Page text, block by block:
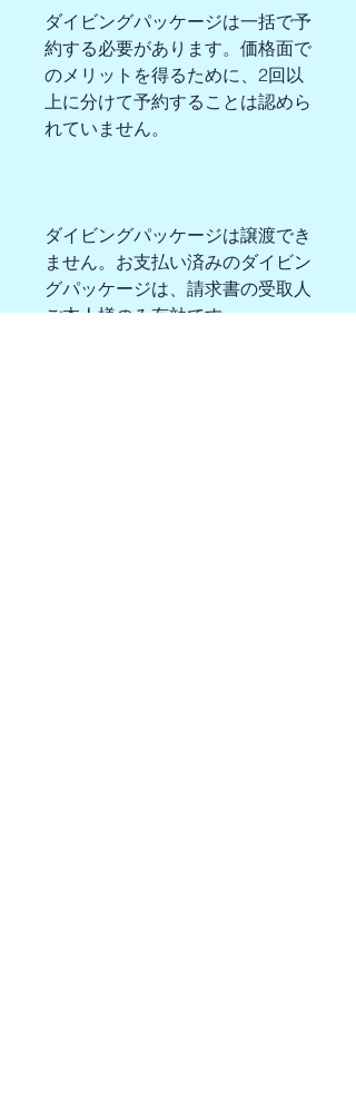
ダイビングパッケージは一括で予
約する必要があります。価格面で
のメリットを得るために、2回以
上に分けて予約することは認めら
れていません。
ダイビングパッケージは譲渡でき
ません。お支払い済みのダイビン
グパッケージは、請求書の受取人
ご本人様のみ有効です。